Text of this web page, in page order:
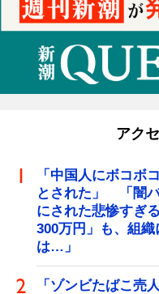
アク
「中国人にボコボ
とされた」 「闇
にされた悲惨すぎ
300万円」も、組
は…」
「ゾンビたばこ売